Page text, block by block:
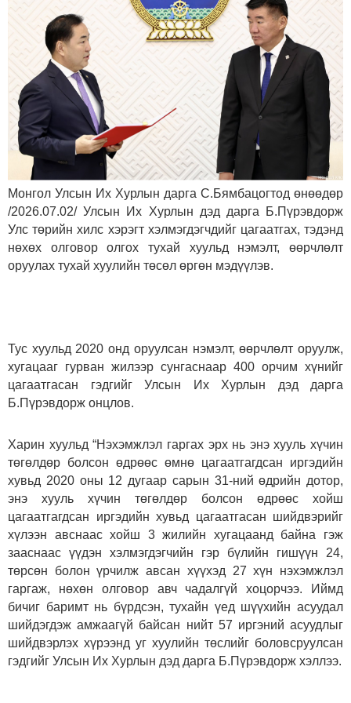
Монгол Улсын Их Хурлын дарга С.Бямбацогтод өнөөдөр
/2026.07.02/ Улсын Их Хурлын дэд дарга Б.Пүрэвдорж
Улс төрийн хилс хэрэгт хэлмэгдэгчдийг цагаатгах, тэдэнд
нөхөх олговор олгох тухай хуульд нэмэлт, өөрчлөлт
оруулах тухай хуулийн төсөл өргөн мэдүүлэв.
Тус хуульд 2020 онд оруулсан нэмэлт, өөрчлөлт оруулж,
хугацааг гурван жилээр сунгаснаар 400 орчим хүнийг
цагаатгасан гэдгийг Улсын Их Хурлын дэд дарга
Б.Пүрэвдорж онцлов.
Харин хуульд “Нэхэмжлэл гаргах эрх нь энэ хууль хүчин
төгөлдөр болсон өдрөөс өмнө цагаатгагдсан иргэдийн
хувьд 2020 оны 12 дугаар сарын 31-ний өдрийн дотор,
энэ хууль хүчин төгөлдөр болсон өдрөөс хойш
цагаатгагдсан иргэдийн хувьд цагаатгасан шийдвэрийг
хүлээн авснаас хойш 3 жилийн хугацаанд байна гэж
зааснаас үүдэн хэлмэгдэгчийн гэр бүлийн гишүүн 24,
төрсөн болон үрчилж авсан хүүхэд 27 хүн нэхэмжлэл
гаргаж, нөхөн олговор авч чадалгүй хоцорчээ. Иймд
бичиг баримт нь бүрдсэн, тухайн үед шүүхийн асуудал
шийдэгдэж амжаагүй байсан нийт 57 иргэний асуудлыг
шийдвэрлэх хүрээнд уг хуулийн төслийг боловсруулсан
гэдгийг Улсын Их Хурлын дэд дарга Б.Пүрэвдорж хэллээ.